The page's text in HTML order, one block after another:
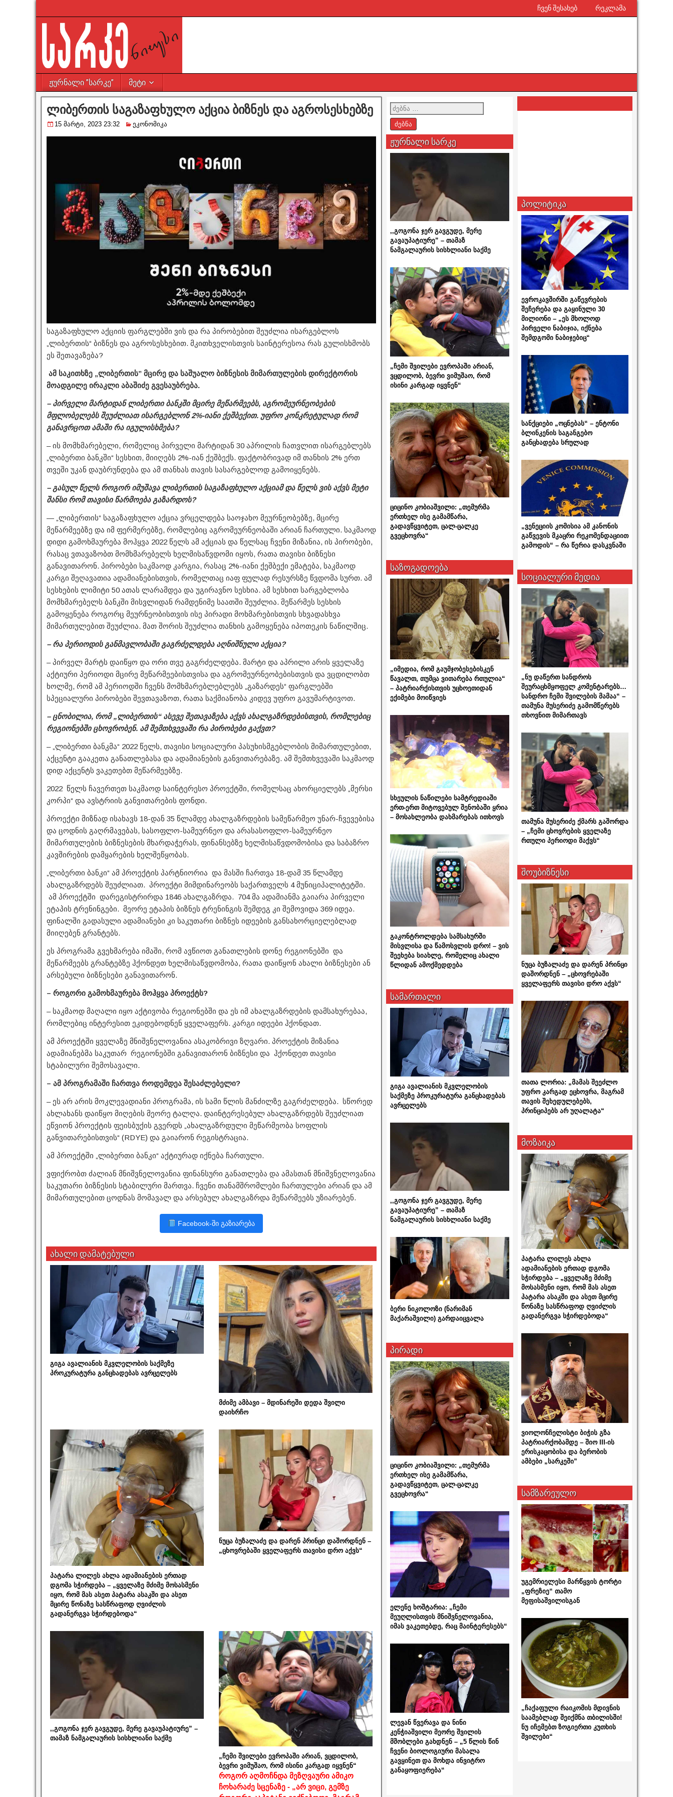
ჩვენ შესახებ რეკლამა
ჟურნალი ”სარკე” მეტი
ლიბერთის საგაზაფხულო აქცია ბიზნეს და აგროსესხებზე
15 მარტი, 2023 23:32 ეკონომიკა
საგაზაფხულო აქციის ფარგლებში ვის და რა პირობებით შეუძლია ისარგებლოს
„ლიბერთის“ ბიზნეს და აგროსესხებით. მკითხველისთვის საინტერესოა რას გულისხმობს
ეს შეთავაზება?
ამ საკითხზე „ლიბერთის” მცირე და საშუალო ბიზნესის მიმართულების დირექტორის
მოადგილე ირაკლი აბაშიძე გვესაუბრება.
– პირველი მარტიდან ლიბერთი ბანკში მცირე მეწარმეებს, აგრომეურნეობების
მფლობელებს შეუძლიათ ისარგებლონ 2%-იანი ქეშბექით. უფრო კონკრეტულად რომ
განავრცოთ ამაში რა იგულისხმება?
– ის მომხმარებელი, რომელიც პირველი მარტიდან 30 აპრილის ჩათვლით ისარგებლებს
„ლიბერთი ბანკში“ სესხით, მიიღებს 2%-იან ქეშბექს. ფაქტობრივად იმ თანხის 2% ერთ
თვეში უკან დაუბრუნდება და ამ თანხას თავის სასარგებლოდ გამოიყენებს.
– გასულ წელს როგორ იმუშავა ლიბერთის საგაზაფხულო აქციამ და წელს ვის აქვს მეტი
შანსი რომ თავისი წარმოება გაზარდოს?
— „ლიბერთის“ საგაზაფხულო აქცია ვრცელდება საოჯახო მეურნეობებზე, მცირე
მეწარმეებზე და იმ ფერმერებზე, რომლებიც აგრომეურნეობაში არიან ჩართული. საკმაოდ
დიდი გამოხმაურება მოჰყვა 2022 წელს ამ აქციას და წელსაც ჩვენი მიზანია, ის პირობები,
რასაც ვთავაზობთ მომხმარებელს ხელმისაწვდომი იყოს, რათა თავისი ბიზნესი
განავითარონ. პირობები საკმაოდ კარგია, რასაც 2%-იანი ქეშბექი ემატება, საკმაოდ
კარგი შეღავათია ადამიანებისთვის, რომელთაც იაფ ფულად რესურსზე წვდომა სურთ. ამ
სესხების ლიმიტი 50 ათას ლარამდეა და უგირავნო სესხია. ამ სესხით სარგებლობა
მომხმარებელს ბანკში მისვლიდან რამდენიმე საათში შეუძლია. მეწარმეს სესხის
გამოყენება როგორც მეურნეობისთვის ისე პირადი მოხმარებისთვის სხვადასხვა
მიმართულებით შეუძლია. მათ შორის შეუძლია თანხის გამოყენება იპოთეკის ნაწილშიც.
– რა პერიოდის განმავლობაში გაგრძელდება აღნიშნული აქცია?
– პირველ მარტს დაიწყო და ორი თვე გაგრძელდება. მარტი და აპრილი არის ყველაზე
აქტიური პერიოდი მცირე მეწარმეებისთვისა და აგრომეურნეობებისთვის და ვცდილობთ
ხოლმე, რომ ამ პერიოდში ჩვენს მომხმარებლებლებს „გაზარდეს“ ფარგლებში
სპეციალური პირობები შევთავაზოთ, რათა საქმიანობა კიდევ უფრო გავუმარტივოთ.
– ცნობილია, რომ „ლიბერთის“ ასევე შეთავაზება აქვს ახალგაზრდებისთვის, რომლებიც
რეგიონებში ცხოვრობენ. ამ შემთხვევაში რა პირობები გაქვთ?
– „ლიბერთი ბანკმა“ 2022 წელს, თავისი სოციალური პასუხისმგებლობის მიმართულებით,
აქცენტი გააკეთა განათლებასა და ადამიანების განვითარებაზე. ამ შემთხვევაში საკმაოდ
დიდ აქცენტს ვაკეთებთ მეწარმეებზე.
2022 წელს ჩავერთეთ საკმაოდ საინტერესო პროექტში, რომელსაც ახორციელებს „მერსი
კორპი“ და ავსტრიის განვითარების ფონდი.
პროექტი მიზნად ისახავს 18-დან 35 წლამდე ახალგაზრდების სამეწარმეო უნარ-ჩვევებისა
და ცოდნის გაღრმავებას, სასოფლო-სამეურნეო და არასასოფლო-სამეურნეო
მიმართულების ბიზნესების მხარდაჭერას, ფინანსებზე ხელმისაწვდომობისა და საბაზრო
კავშირების დამყარების ხელშეწყობას.
„ლიბერთი ბანკი“ ამ პროექტის პარტნიორია და მასში ჩართვა 18-დამ 35 წლამდე
ახალგაზრდებს შეუძლიათ. პროექტი მიმდინარეობს საქართველს 4 მუნიციპალიტეტში.
ამ პროექტში დარეგისტრირდა 1846 ახალგაზრდა. 704 მა ადამიანმა გაიარა პირველი
ეტაპის ტრენინგები. მეორე ეტაპის ბიზნეს ტრენინგის შემდეგ კი შემოვიდა 369 იდეა.
ფინალში გადასული ადამიანები კი საკუთარი ბიზნეს იდეების განსახორციელებლად
მიიღებენ გრანტებს.
ეს პროგრამა გვეხმარება იმაში, რომ ავწიოთ განათლების დონე რეგიონებში და
მეწარმეებს გრანტებზე ჰქონდეთ ხელმისაწვდომობა, რათა დაიწყონ ახალი ბიზნესები ან
არსებული ბიზნესები განავითარონ.
– როგორი გამოხმაურება მოჰყვა პროექტს?
– საკმაოდ მაღალი იყო აქტივობა რეგიონებში და ეს იმ ახალგაზრდების დამსახურებაა,
რომლებიც ინტერესით ეკიდებოდნენ ყველაფერს. კარგი იდეები ჰქონდათ.
ამ პროექტში ყველაზე მნიშვნელოვანია ასაკობრივი ზღვარი. პროექტის მიზანია
ადამიანებმა საკუთარ რეგიონებში განავითარონ ბიზნესი და ჰქონდეთ თავისი
სტაბილური შემოსავალი.
– ამ პროგრამაში ჩართვა როდემდეა შესაძლებელი?
– ეს არ არის მოკლევადიანი პროგრამა, ის სამი წლის მანძილზე გაგრძელდება. სწორედ
ახლახანს დაიწყო მიღების მეორე ტალღა. დაინტერესებულ ახალგაზრდებს შეუძლიათ
ეწვიონ პროექტის ფეისბუქის გვერდს „ახალგაზრდული მეწარმეობა სოფლის
განვითარებისთვის“ (RDYE) და გაიარონ რეგისტრაცია.
ამ პროექტში „ლიბერთი ბანკი“ აქტიურად იქნება ჩართული.
ვფიქრობთ ძალიან მნიშვნელოვანია ფინანსური განათლება და ამასთან მნიშვნელოვანია
საკუთარი ბიზნესის სტაბილური მართვა. ჩვენი თანამშრომლები ჩართულები არიან და ამ
მიმართულებით ცოდნას მომავალ და არსებულ ახალგაზრდა მეწარმეებს უზიარებენ.
Facebook-ში გაზიარება
ახალი დამატებული
გიგა ავალიანის მკვლელობის საქმეზე
პროკურატურა განცხადებას ავრცელებს
მძიმე ამბავი – მდინარეში დედა შვილი
დაიხრჩო
პატარა ლილეს ახლა ადამიანების ერთად
დგომა სჭირდება – „ყველაზე მძიმე მოსასმენი
იყო, რომ მას ასეთ პატარა ასაკში და ასეთ
მცირე წონაზე სასწრაფოდ ღვიძლის
გადანერგვა სჭირდებოდა“
ნუცა ბუზალაძე და დარენ პრინცი დაშორდნენ –
„ცხოვრებაში ყველაფერს თავისი დრო აქვს“
,,გოგონა ჯერ გავგუდე, მერე გავაუპატიურე” –
თამაზ ნამგალაურის სისხლიანი საქმე
„ჩემი შვილები ევროპაში არიან, ვცდილობ,
ბევრი ვიმუშაო, რომ ისინი კარგად იყვნენ“
როგორ აღმოჩნდა მეზღვაური ამიკო
ჩოხარაძე სცენაზე - „არ ვიცი, გემზე
ჟურნალი სარკე
,,გოგონა ჯერ გავგუდე, მერე
გავაუპატიურე” – თამაზ
ნამგალაურის სისხლიანი საქმე
„ჩემი შვილები ევროპაში არიან,
ვცდილობ, ბევრი ვიმუშაო, რომ
ისინი კარგად იყვნენ“
ციცინო კობიაშვილი: „თემურმა
ერთხელ ისე გამამწარა,
გადავწყვიტეთ, ცალ-ცალკე
გვეცხოვრა“
საზოგადოება
„იმედია, რომ გაუმჯობესებისკენ
წავალთ, თუმცა ვითარება რთულია“
– პატრიარქისთვის უცხოეთიდან
ექიმები მოიწვიეს
სხეულის ნაწილები სამტრედიაში
ერთ-ერთ მიტოვებულ შენობაში ყრია
– მოსახლეობა დახმარებას ითხოვს
გაკონტროლდება სამსახურში
მისვლისა და წამოსვლის დრო! – ვის
შეეხება სიახლე, რომელიც ახალი
წლიდან ამოქმედდება
სამართალი
გიგა ავალიანის მკვლელობის
საქმეზე პროკურატურა განცხადებას
ავრცელებს
,,გოგონა ჯერ გავგუდე, მერე
გავაუპატიურე” – თამაზ
ნამგალაურის სისხლიანი საქმე
ბერი ნიკოლოზი (ნარიმან
მაქარაშვილი) გარდაიცვალა
პირადი
ციცინო კობიაშვილი: „თემურმა
ერთხელ ისე გამამწარა,
გადავწყვიტეთ, ცალ-ცალკე
გვეცხოვრა“
ელენე ხოშტარია: „ჩემი
მეუღლისთვის მნიშვნელოვანია,
იმას ვაკეთებდე, რაც მაინტერესებს“
ლევან წვერავა და ნინი
კენჭიაშვილი მეორე შვილის
მშობლები გახდნენ – „5 წლის წინ
ჩვენი ბიოლოგიური მასალა
გავყინეთ და მოხდა ინვიტრო
განაყოფიერება“
პოლიტიკა
ევროკავშირში გაწევრების
შეჩერება და გაყინული 30
მილიონი – „ეს მხოლოდ
პირველი ნაბიჯია, იქნება
შემდგომი ნაბიჯებიც“
სანქციები „ოცნებას“ – ენტონი
ბლინკენის საგანგებო
განცხადება სრულად
„ვენეციის კომისია ამ კანონის
გაწვევის მკაცრი რეკომენდაციით
გამოდის“ – რა წერია დასკვნაში
სოციალური მედია
„ნუ დაწერთ სანდროს
შეურაცხმყოფელ კომენტარებს…
სანდრო ჩემი შვილების მამაა“ –
თამუნა მუსერიძე გამომწერებს
თხოვნით მიმართავს
თამუნა მუსერიძე ქმარს გაშორდა
– „ჩემი ცხოვრების ყველაზე
რთული პერიოდი მაქვს“
შოუბიზნესი
ნუცა ბუზალაძე და დარენ პრინცი
დაშორდნენ – „ცხოვრებაში
ყველაფერს თავისი დრო აქვს“
თათა ლორია: „მამას შეეძლო
უფრო კარგად ეცხოვრა, მაგრამ
თავის შეხედულებებს,
პრინციპებს არ უღალატა“
მოზაიკა
პატარა ლილეს ახლა
ადამიანების ერთად დგომა
სჭირდება – „ყველაზე მძიმე
მოსასმენი იყო, რომ მას ასეთ
პატარა ასაკში და ასეთ მცირე
წონაზე სასწრაფოდ ღვიძლის
გადანერგვა სჭირდებოდა“
ვიოლონჩელისტი ბიჭის გზა
პატრიარქობამდე – შიო III-ის
ერისკაცობისა და ბერობის
ამბები „სარკეში”
სამზარეულო
უგემრიელესი მარწყვის ტორტი
„ფრეზიე“ თამო
მეფისაშვილისგან
„ჩაქაფული რაიკომის მდივნის
საამებლად შეიქმნა თბილისში!
ნუ იჩემებთ ზოგიერთი კუთხის
შვილები“